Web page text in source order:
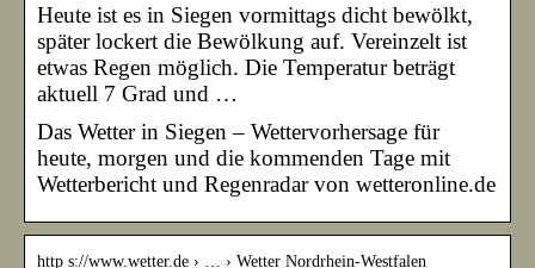
Heute ist es in Siegen vormittags dicht bewölkt,
später lockert die Bewölkung auf. Vereinzelt ist
etwas Regen möglich. Die Temperatur beträgt
aktuell 7 Grad und …
Das Wetter in Siegen – Wettervorhersage für
heute, morgen und die kommenden Tage mit
Wetterbericht und Regenradar von wetteronline.de
http s://www.wetter.de › … › Wetter Nordrhein-Westfalen